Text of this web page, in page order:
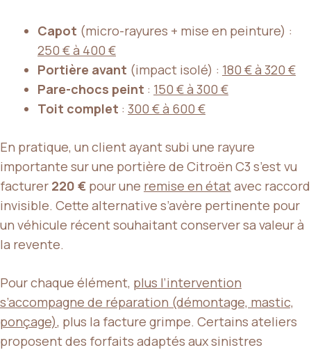
Capot (micro-rayures + mise en peinture) :
250 € à 400 €
Portière avant (impact isolé) : 180 € à 320 €
Pare-chocs peint : 150 € à 300 €
Toit complet : 300 € à 600 €
En pratique, un client ayant subi une rayure
importante sur une portière de Citroën C3 s’est vu
facturer 220 € pour une remise en étatavec raccord
invisible. Cette alternative s’avère pertinente pour
un véhicule récent souhaitant conserver sa valeur à
la revente.
Pour chaque élément, plus l’intervention
s’accompagne de réparation (démontage, mastic,
ponçage), plus la facture grimpe. Certains ateliers
proposent des forfaits adaptés aux sinistres